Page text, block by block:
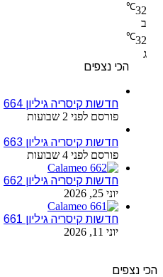
32
℃
ב
32
℃
ג
הכי נצפים
חדשות קיסריה גיליון 664
פורסם לפני 2 שבועות
חדשות קיסריה גיליון 663
פורסם לפני 4 שבועות
חדשות קיסריה גיליון 662
יוני 25, 2026
חדשות קיסריה גיליון 661
יוני 11, 2026
הכי נצפים